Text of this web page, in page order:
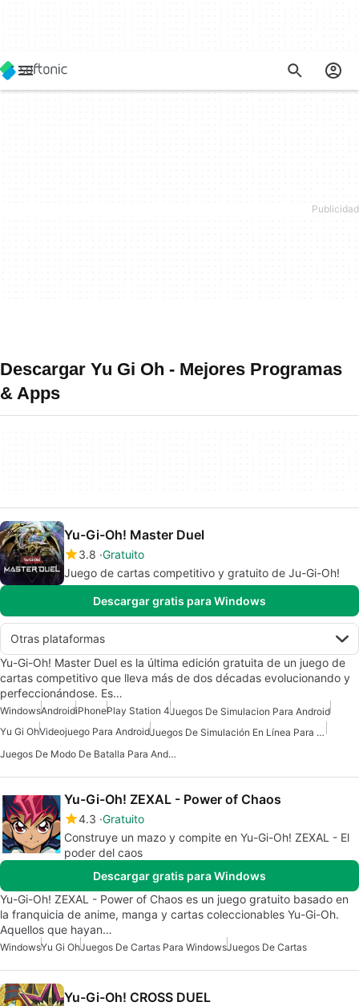
Descargar Yu Gi Oh - Mejores Programas
& Apps
Yu-Gi-Oh! Master Duel
3.8 Gratuito
Juego de cartas competitivo y gratuito de Ju-Gi-Oh!
Descargar gratis para Windows
Otras plataformas
Yu-Gi-Oh! Master Duel es la última edición gratuita de un juego de
cartas competitivo que lleva más de dos décadas evolucionando y
perfeccionándose. Es…
WindowsAndroidiPhonePlay Station 4Juegos De Simulacion Para Android
Yu Gi OhVideojuego Para Android
Juegos De Simulación En Línea Para Android
Juegos De Modo De Batalla Para Android
Yu-Gi-Oh! ZEXAL - Power of Chaos
4.3 Gratuito
Construye un mazo y compite en Yu-Gi-Oh! ZEXAL - El
poder del caos
Descargar gratis para Windows
Yu-Gi-Oh! ZEXAL - Power of Chaos es un juego gratuito basado en
la franquicia de anime, manga y cartas coleccionables Yu-Gi-Oh.
Aquellos que hayan…
WindowsYu Gi OhJuegos De Cartas Para WindowsJuegos De Cartas
Yu-Gi-Oh! CROSS DUEL